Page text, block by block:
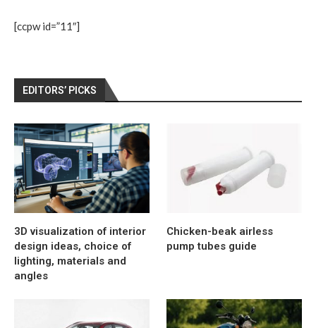
[ccpw id=”11″]
EDITORS’ PICKS
3D visualization of interior
design ideas, choice of
lighting, materials and
angles
Chicken-beak airless
pump tubes guide